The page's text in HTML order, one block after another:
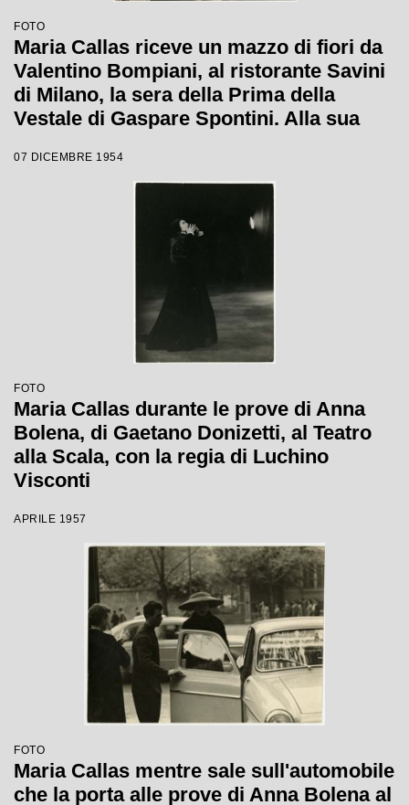
FOTO
Maria Callas riceve un mazzo di fiori da
Valentino Bompiani, al ristorante Savini
di Milano, la sera della Prima della
Vestale di Gaspare Spontini. Alla sua
capo tavola il marito Giovanni Battista
Meneghini, a sinistra del quale è seduto
il soprintendente del Teatro alla Scala
Antonio Ghiringhelli
07 DICEMBRE 1954
FOTO
Maria Callas durante le prove di Anna
Bolena, di Gaetano Donizetti, al Teatro
alla Scala, con la regia di Luchino
Visconti
APRILE 1957
FOTO
Maria Callas mentre sale sull'automobile
che la porta alle prove di Anna Bolena al